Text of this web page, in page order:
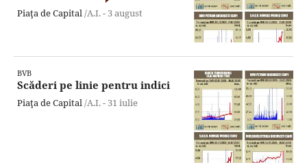
Piaţa de Capital/A.I. - 3 august
BVB
Scăderi pe linie pentru indici
Piaţa de Capital/A.I. - 31 iulie